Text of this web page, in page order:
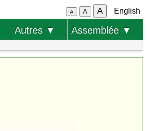
A A A English
Autres ▼ Assemblée ▼